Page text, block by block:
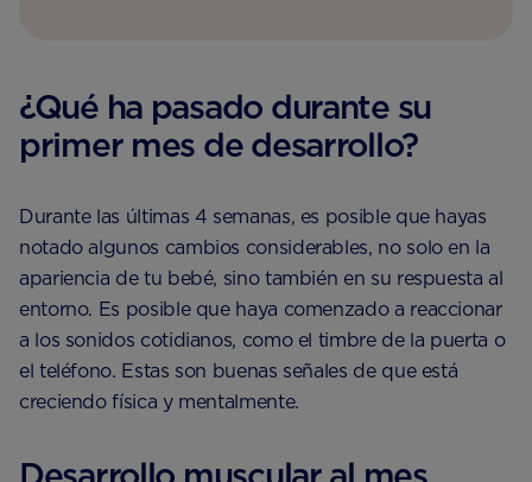
¿Qué ha pasado durante su
primer mes de desarrollo?
Durante las últimas 4 semanas, es posible que hayas
notado algunos cambios considerables, no solo en la
apariencia de tu bebé, sino también en su respuesta al
entorno. Es posible que haya comenzado a reaccionar
a los sonidos cotidianos, como el timbre de la puerta o
el teléfono. Estas son buenas señales de que está
creciendo física y mentalmente.